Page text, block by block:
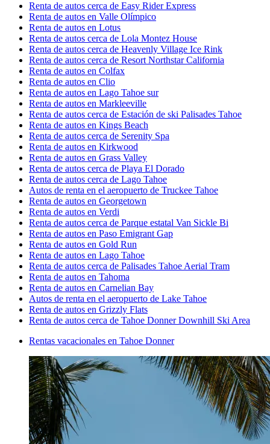
Renta de autos cerca de Easy Rider Express
Renta de autos en Valle Olímpico
Renta de autos en Lotus
Renta de autos cerca de Lola Montez House
Renta de autos cerca de Heavenly Village Ice Rink
Renta de autos cerca de Resort Northstar California
Renta de autos en Colfax
Renta de autos en Clio
Renta de autos en Lago Tahoe sur
Renta de autos en Markleeville
Renta de autos cerca de Estación de ski Palisades Tahoe
Renta de autos en Kings Beach
Renta de autos cerca de Serenity Spa
Renta de autos en Kirkwood
Renta de autos en Grass Valley
Renta de autos cerca de Playa El Dorado
Renta de autos cerca de Lago Tahoe
Autos de renta en el aeropuerto de Truckee Tahoe
Renta de autos en Georgetown
Renta de autos en Verdi
Renta de autos cerca de Parque estatal Van Sickle Bi
Renta de autos en Paso Emigrant Gap
Renta de autos en Gold Run
Renta de autos en Lago Tahoe
Renta de autos cerca de Palisades Tahoe Aerial Tram
Renta de autos en Tahoma
Renta de autos en Carnelian Bay
Autos de renta en el aeropuerto de Lake Tahoe
Renta de autos en Grizzly Flats
Renta de autos cerca de Tahoe Donner Downhill Ski Area
Rentas vacacionales en Tahoe Donner